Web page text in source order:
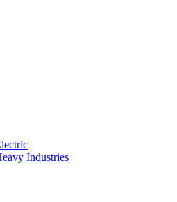
Industries